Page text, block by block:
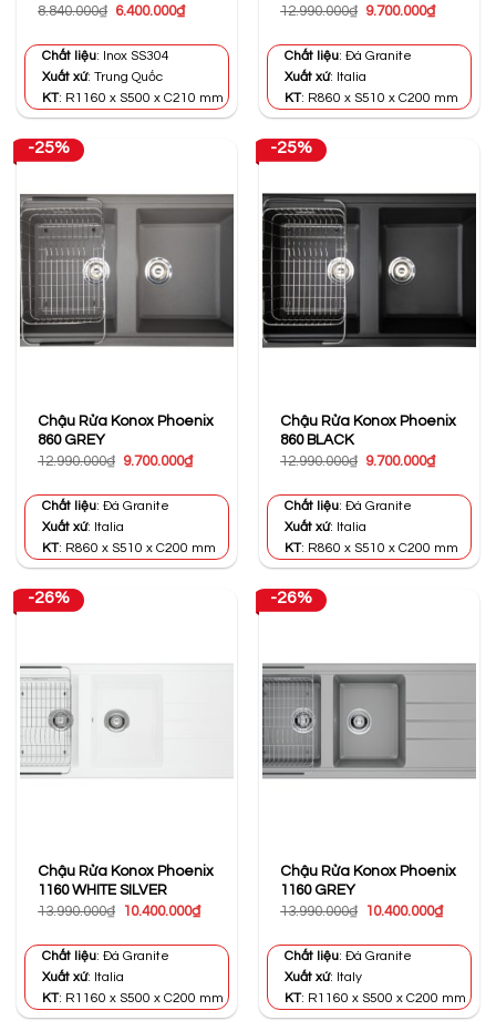
8.840.000₫ Giá
8.840.000₫.
6.400.000₫Giá
Chất liệu: Inox SS304
Xuất xứ: Trung Quốc
KT: R1160 x S500 x C210 mm
12.990.000₫ Giá
12.990.000₫.
9.700.000₫Giá
Chất liệu: Đá Granite
Xuất xứ: Italia
KT: R860 x S510 x C200 mm
-25%
Chậu Rửa Konox Phoenix
860 GREY
12.990.000₫ Giá
12.990.000₫.
9.700.000₫Giá
Chất liệu: Đá Granite
Xuất xứ: Italia
KT: R860 x S510 x C200 mm
-25%
Chậu Rửa Konox Phoenix
860 BLACK
12.990.000₫ Giá
12.990.000₫.
9.700.000₫Giá
Chất liệu: Đá Granite
Xuất xứ: Italia
KT: R860 x S510 x C200 mm
-26%
Chậu Rửa Konox Phoenix
1160 WHITE SILVER
13.990.000₫
Giá
13.990.000₫.
10.400.000₫Giá
Chất liệu: Đá Granite
Xuất xứ: Italia
KT: R1160 x S500 x C200 mm
-26%
Chậu Rửa Konox Phoenix
1160 GREY
13.990.000₫
Giá
13.990.000₫.
10.400.000₫Giá
Chất liệu: Đá Granite
Xuất xứ: Italy
KT: R1160 x S500 x C200 mm